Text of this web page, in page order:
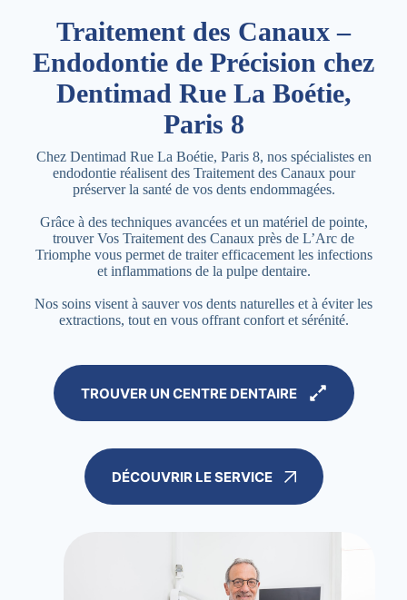
Traitement des Canaux –
Endodontie de Précision chez
Dentimad Rue La Boétie,
Paris 8
Chez Dentimad Rue La Boétie, Paris 8, nos spécialistes en
endodontie réalisent des Traitement des Canaux pour
préserver la santé de vos dents endommagées.
Grâce à des techniques avancées et un matériel de pointe,
trouver Vos Traitement des Canaux près de L’Arc de
Triomphe vous permet de traiter efficacement les infections
et inflammations de la pulpe dentaire.
Nos soins visent à sauver vos dents naturelles et à éviter les
extractions, tout en vous offrant confort et sérénité.
TROUVER UN CENTRE DENTAIRE
DÉCOUVRIR LE SERVICE